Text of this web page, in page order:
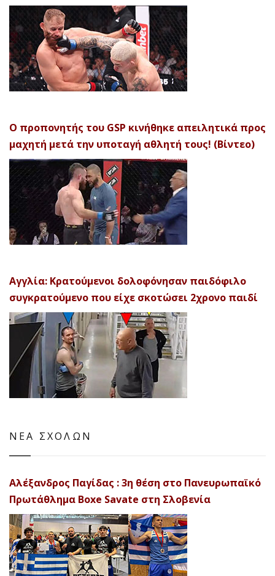
Ο προπονητής του GSP κινήθηκε απειλητικά προς
μαχητή μετά την υποταγή αθλητή τους! (Βίντεο)
Αγγλία: Κρατούμενοι δολοφόνησαν παιδόφιλο
συγκρατούμενο που είχε σκοτώσει 2χρονο παιδί
ΝΕΑ ΣΧΟΛΩΝ
Αλέξανδρος Παγίδας : 3η θέση στο Πανευρωπαϊκό
Πρωτάθλημα Boxe Savate στη Σλοβενία